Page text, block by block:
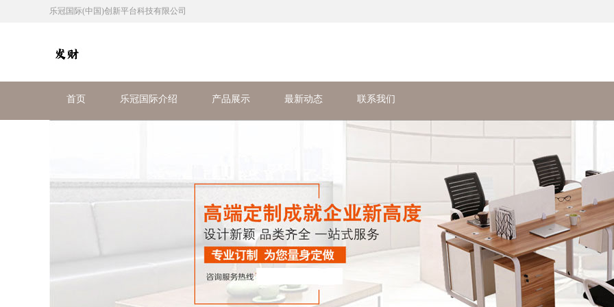
乐冠国际(中国)创新平台科技有限公司
首页 乐冠国际介绍 产品展示 最新动态 联系我们